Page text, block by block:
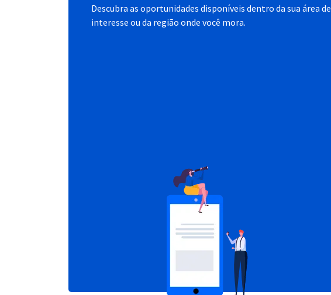
Descubra as oportunidades disponíveis dentro da sua área de
interesse ou da região onde você mora.